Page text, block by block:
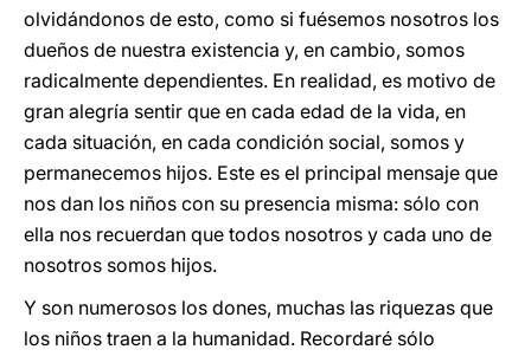
olvidándonos de esto, como si fuésemos nosotros los
dueños de nuestra existencia y, en cambio, somos
radicalmente dependientes. En realidad, es motivo de
gran alegría sentir que en cada edad de la vida, en
cada situación, en cada condición social, somos y
permanecemos hijos. Este es el principal mensaje que
nos dan los niños con su presencia misma: sólo con
ella nos recuerdan que todos nosotros y cada uno de
nosotros somos hijos.
Y son numerosos los dones, muchas las riquezas que
los niños traen a la humanidad. Recordaré sólo